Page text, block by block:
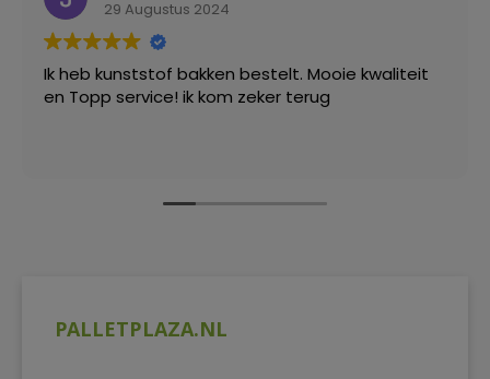
PALLETPLAZA.NL
29 Augustus 2024
Ik heb kunststof bakken bestelt. Mooie kwaliteit
en Topp service! ik kom zeker terug